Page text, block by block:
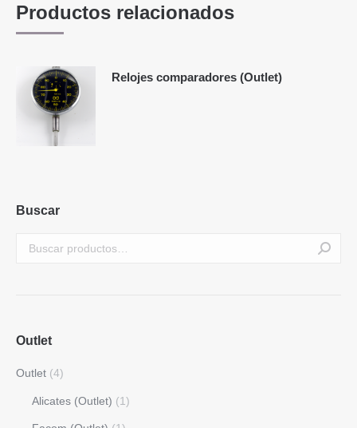
Productos relacionados
Relojes comparadores (Outlet)
Buscar
Outlet
Outlet (4)
Alicates (Outlet) (1)